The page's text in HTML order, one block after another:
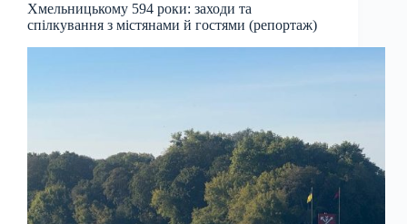
Хмельницькому 594 роки: заходи та
спілкування з містянами й гостями (репортаж)